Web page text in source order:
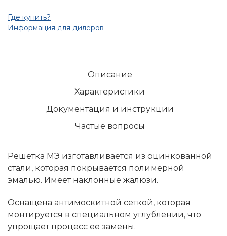
Где купить?
Информация для дилеров
Описание
Характеристики
Документация и инструкции
Частые вопросы
Решетка МЭ изготавливается из оцинкованной
стали, которая покрывается полимерной
эмалью. Имеет наклонные жалюзи.
Оснащена антимоскитной сеткой, которая
монтируется в специальном углублении, что
упрощает процесс ее замены.